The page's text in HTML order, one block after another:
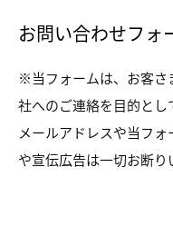
お問い合わせフォ
※当フォームは、お客さ
社へのご連絡を目的と
メールアドレスや当フ
や宣伝広告は一切お断り